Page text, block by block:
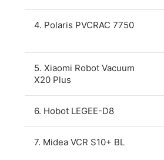
4. Polaris PVCRAC 7750
5. Xiaomi Robot Vacuum
X20 Plus
6. Hobot LEGEE-D8
7. Midea VCR S10+ BL